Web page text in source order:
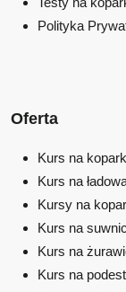
Polityka
Oferta
Kurs na
Kurs na
Kursy na
Kurs na
Kurs na
Kurs na